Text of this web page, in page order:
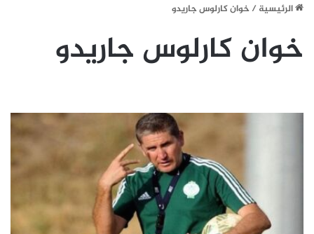
الرئيسية/خوان كارلوس جاريدو
خوان كارلوس جاريدو